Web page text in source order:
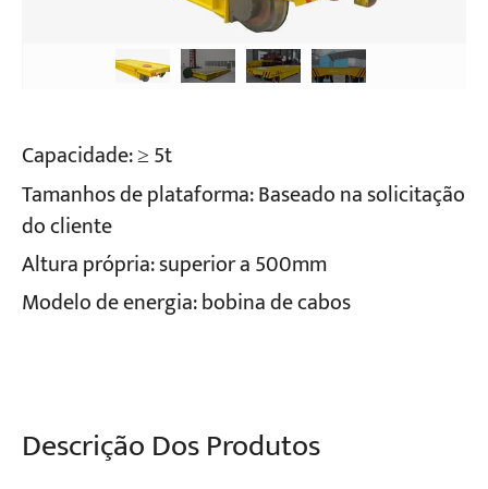
Capacidade: ≥ 5t
Tamanhos de plataforma: Baseado na solicitação
do cliente
Altura própria: superior a 500mm
Modelo de energia: bobina de cabos
Descrição Dos Produtos